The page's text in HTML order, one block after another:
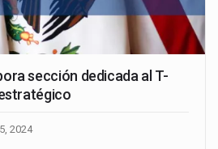
sección dedicada al T-
2024